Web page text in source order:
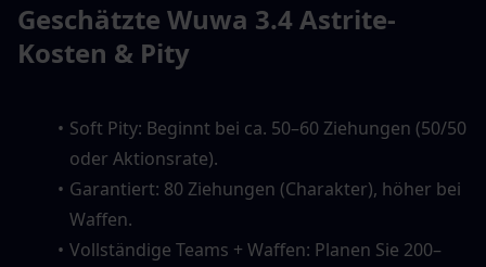
Geschätzte Wuwa 3.4 Astrite-
Kosten & Pity
Soft Pity: Beginnt bei ca. 50–60 Ziehungen (50/50
oder Aktionsrate).
Garantiert: 80 Ziehungen (Charakter), höher bei
Waffen.
Vollständige Teams + Waffen: Planen Sie 200–